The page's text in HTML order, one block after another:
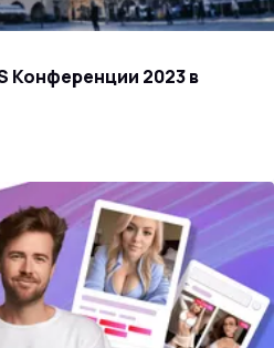
Конференции 2023 в